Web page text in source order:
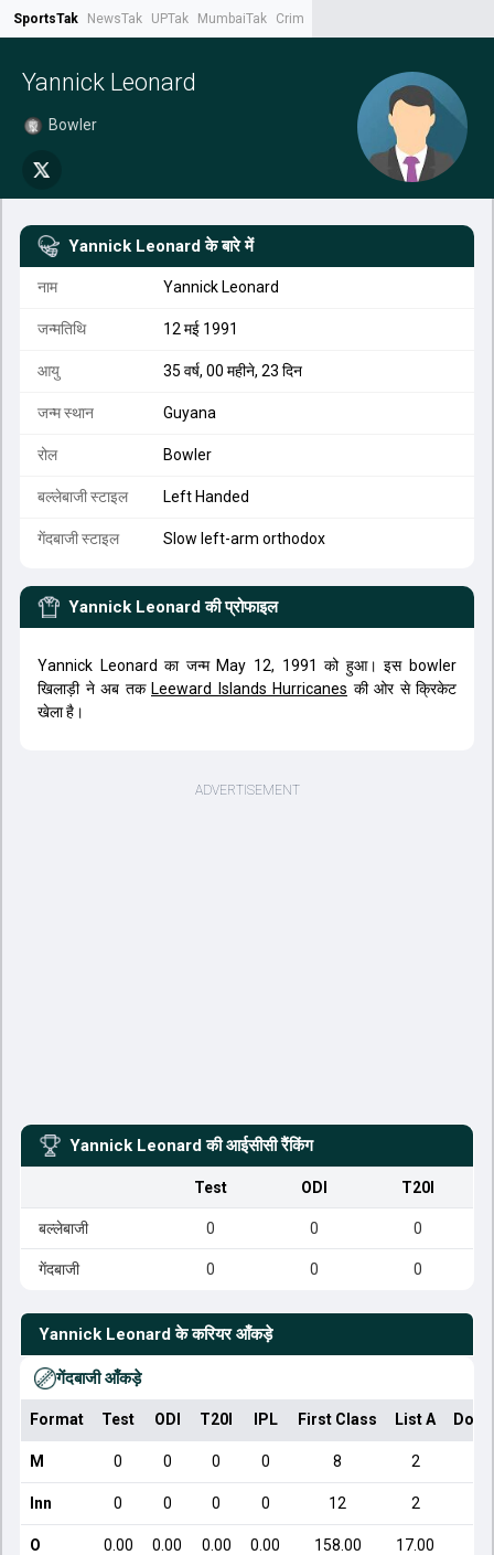
SportsTak NewsTak UPTak MumbaiTak CrimeTak
Yannick Leonard
Bowler
Yannick Leonard के बारे में
नाम Yannick Leonard
जन्मतिथि 12 मई 1991
आयु 35 वर्ष, 00 महीने, 23 दिन
जन्म स्थान Guyana
रोल Bowler
बल्लेबाजी स्टाइल Left Handed
गेंदबाजी स्टाइल Slow left-arm orthodox
Yannick Leonard की प्रोफाइल
Yannick Leonard का जन्म May 12, 1991 को हुआ। इस bowler
खिलाड़ी ने अब तक Leeward Islands Hurricanes की ओर से क्रिकेट
खेला है।
Yannick Leonard की आईसीसी रैंकिंग
Test ODI T20I
बल्लेबाजी 0 0 0
गेंदबाजी 0 0 0
Yannick Leonard के करियर आँकड़े
गेंदबाजी आँकड़े
Format Test ODI T20I IPL First Class List A
M 0 0 0 0 8 2
Inn 0 0 0 0 12 2
O 0.00 0.00 0.00 0.00 158.00 17.00